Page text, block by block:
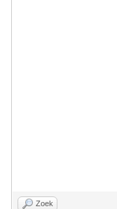
Zoek